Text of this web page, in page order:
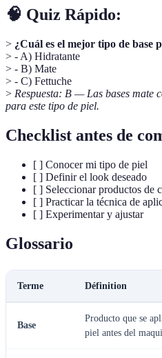
🧠 Quiz Rápido:
> ¿Cuál es el mejor tipo de base
> - A) Hidratante
> - B) Mate
> - C) Fettuche
> Respuesta: B — Las bases mate
para este tipo de piel.
Checklist antes de
[ ] Conocer mi tipo de piel
[ ] Definir el look deseado
[ ] Seleccionar productos de
[ ] Practicar la técnica de
[ ] Experimentar y ajustar
Glossario
Terme Définition
Base
Producto que se
piel antes del